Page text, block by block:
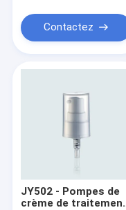
Contactez
JY502 - Pompes de
crème de